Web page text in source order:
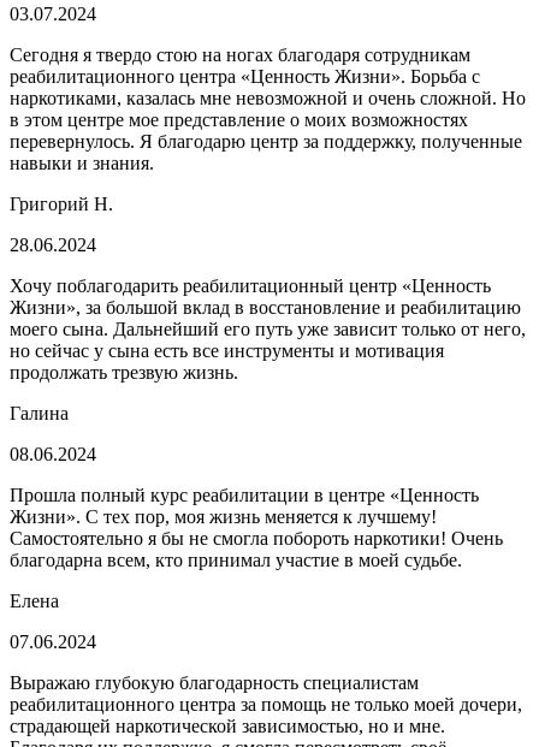
03.07.2024
Сегодня я твердо стою на ногах благодаря сотрудникам
реабилитационного центра «Ценность Жизни». Борьба с
наркотиками, казалась мне невозможной и очень сложной. Но
в этом центре мое представление о моих возможностях
перевернулось. Я благодарю центр за поддержку, полученные
навыки и знания.
Григорий Н.
28.06.2024
Хочу поблагодарить реабилитационный центр «Ценность
Жизни», за большой вклад в восстановление и реабилитацию
моего сына. Дальнейший его путь уже зависит только от него,
но сейчас у сына есть все инструменты и мотивация
продолжать трезвую жизнь.
Галина
08.06.2024
Прошла полный курс реабилитации в центре «Ценность
Жизни». С тех пор, моя жизнь меняется к лучшему!
Самостоятельно я бы не смогла побороть наркотики! Очень
благодарна всем, кто принимал участие в моей судьбе.
Елена
07.06.2024
Выражаю глубокую благодарность специалистам
реабилитационного центра за помощь не только моей дочери,
страдающей наркотической зависимостью, но и мне.